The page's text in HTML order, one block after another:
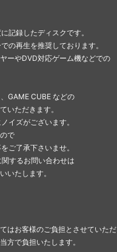
記録したディスクです。
の再生を推奨しております。
ーやDVD対応ゲーム機などでの
CUBE などの
いただきます。
イズがございます。
で
ご了承下さいませ。
するお問い合わせは
いたします。
はお客様のご負担とさせていただ
方で負担いたします。